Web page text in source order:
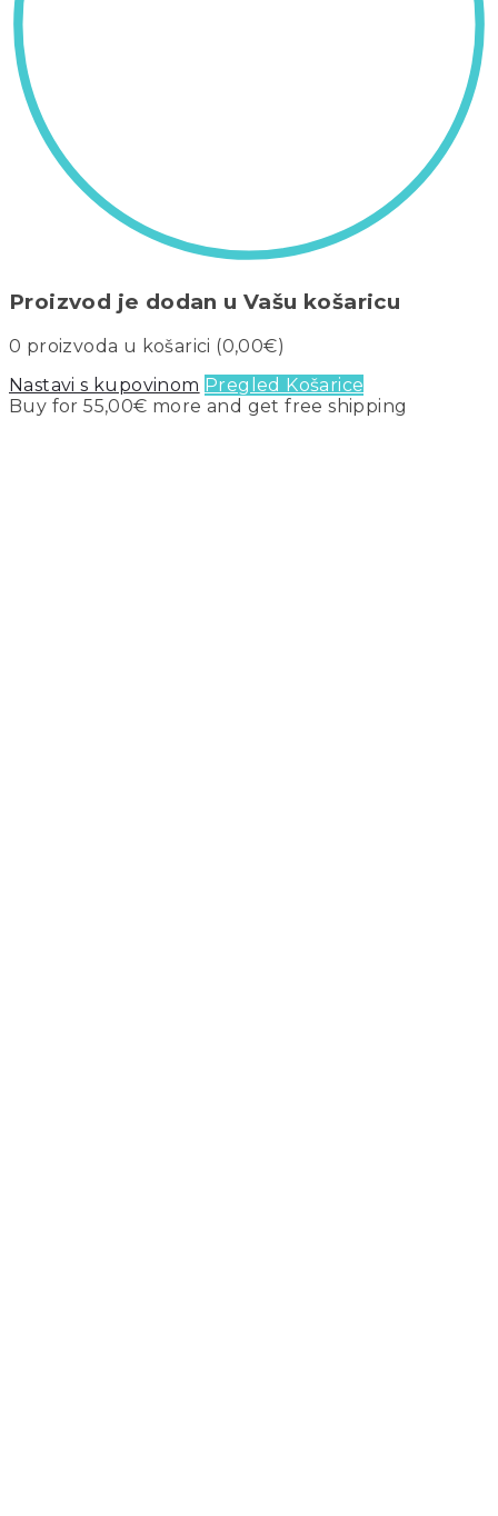
Proizvod je dodan u Vašu košaricu
0 proizvoda u košarici (0,00€)
Nastavi s kupovinom Pregled Košarice
Buy for55,00€ more and get free shipping